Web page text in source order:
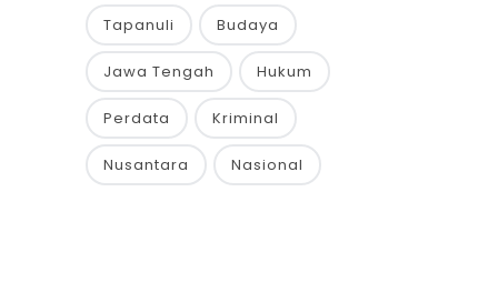
Tapanuli Budaya
Jawa Tengah Hukum
Perdata Kriminal
Nusantara Nasional